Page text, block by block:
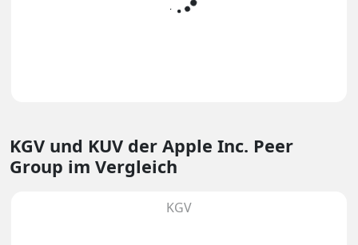
KGV und KUV der Apple Inc. Peer
Group im Vergleich
KGV